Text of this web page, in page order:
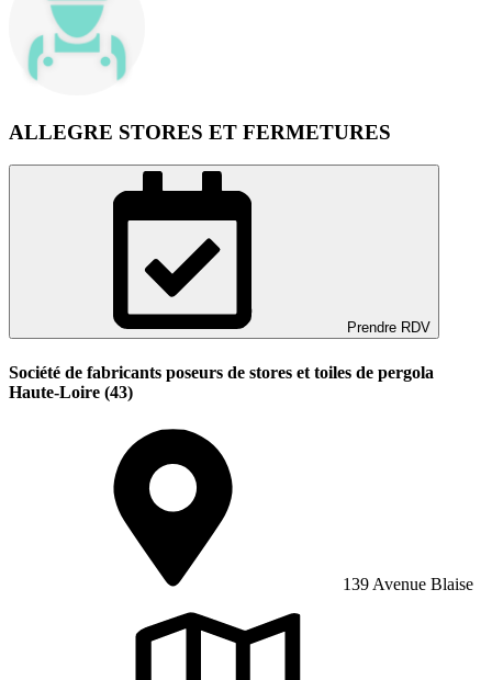
ALLEGRE STORES ET FERMETURES
Prendre RDV
Société de fabricants poseurs de stores et toiles de pergola
Haute-Loire (43)
139 Avenue Blaise